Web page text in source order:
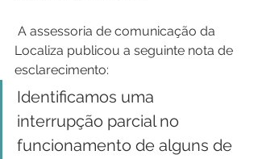
Localiza publicou a seguinte nota de
esclarecimento:
Identificamos uma
interrupção parcial no
funcionamento de alguns de